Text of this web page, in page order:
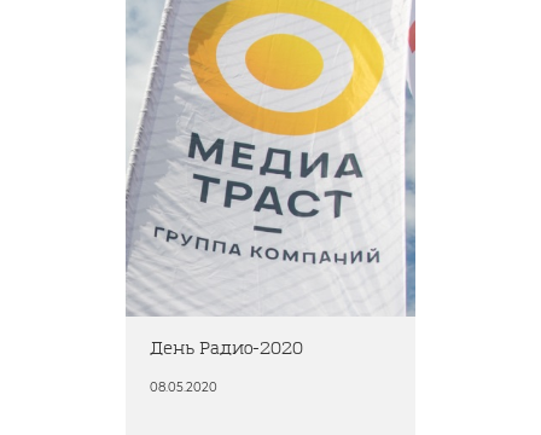
День Радио-2020
08.05.2020